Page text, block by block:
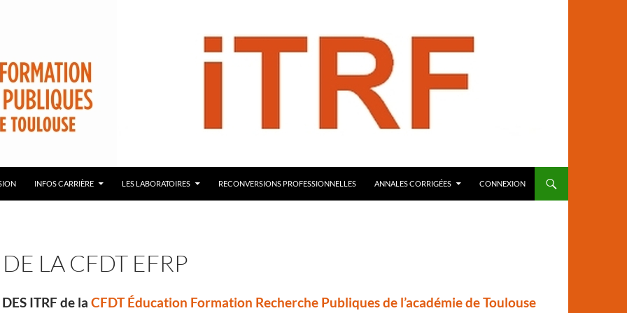
de Toulouse – ITRF
INFOS CARRIÈRE LES LABORATOIRES RECONVERSIONS PROFESSIONNELLES ANNALES CORRIGÉES CONNEXION
LA CFDT EFRP
ITRF de la CFDT Éducation Formation Recherche Publiques de l’académie de Toulouse